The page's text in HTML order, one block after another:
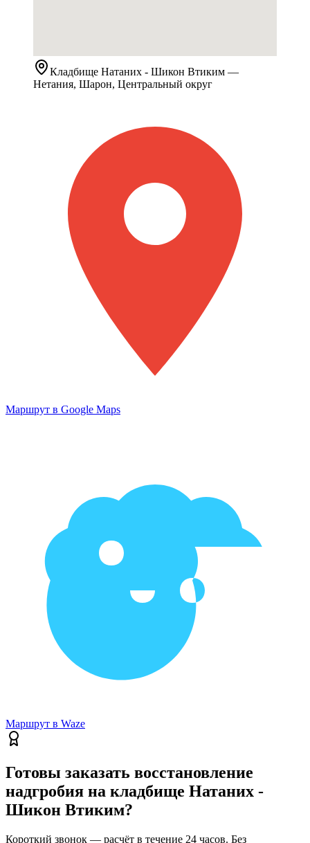
Кладбище Натаних - Шикон Втиким —
Нетания, Шарон, Центральный округ
Маршрут в Google Maps
Маршрут в Waze
Готовы заказать восстановление
надгробия на кладбище Натаних -
Шикон Втиким?
Короткий звонок — расчёт в течение 24 часов. Без